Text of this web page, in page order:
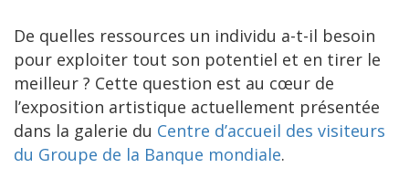
De quelles ressources un individu a-t-il besoin
pour exploiter tout son potentiel et en tirer le
meilleur ? Cette question est au cœur de
l’exposition artistique actuellement présentée
dans la galerie du Centre d’accueil des visiteurs
du Groupe de la Banque mondiale.